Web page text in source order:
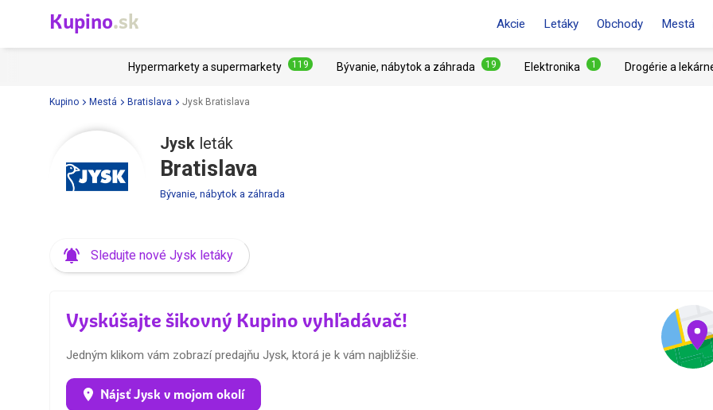
Kupino.sk Akcie Letáky Obchody Mestá
Hypermarkety a supermarkety 119 Bývanie, nábytok a záhrada 19 Elektronika 1 Drogérie a
Kupino Mestá Bratislava Jysk Bratislava
Jysk leták
Bratislava
Bývanie, nábytok a záhrada
Sledujte nové Jysk letáky
Vyskúšajte šikovný Kupino vyhľadávač!
Jedným klikom vám zobrazí predajňu Jysk, ktorá je k vám najbližšie.
Nájsť Jysk v mojom okolí